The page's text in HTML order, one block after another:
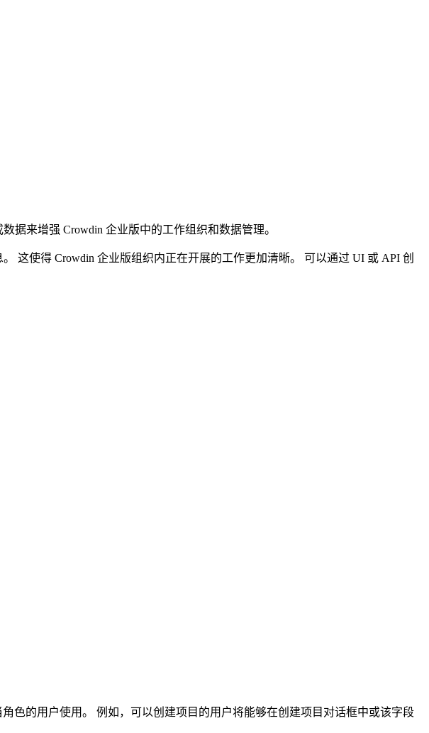
据来增强 Crowdin 企业版中的工作组织和数据管理。
这使得 Crowdin 企业版组织内正在开展的工作更加清晰。 可以通过 UI 或 API 创
色的用户使用。 例如，可以创建项目的用户将能够在创建项目对话框中或该字段